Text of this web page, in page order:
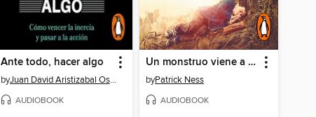
Ante todo, hacer algo
by Juan David Aristizabal Ospina
AUDIOBOOK
Un monstruo viene a verme
byPatrick Ness
AUDIOBOOK